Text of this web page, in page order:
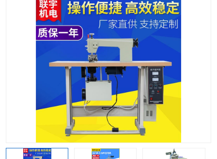
高频压花压标机 自动超声波打片成型机
泡壳包装封口机